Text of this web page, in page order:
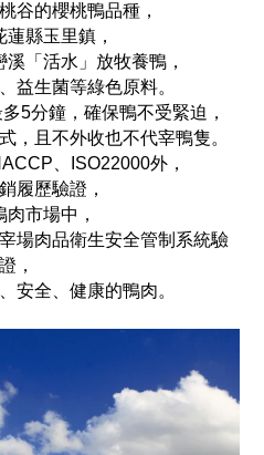
谷的櫻桃鴨品種，
縣玉里鎮，
「活水」放牧養鴨，
益生菌等綠色原料。
5分鐘，確保鴨不受緊迫，
，且不外收也不代宰鴨隻。
、ISO22000外，
履歷驗證，
市場中，
場肉品衛生安全管制系統驗
證，
安全、健康的鴨肉。